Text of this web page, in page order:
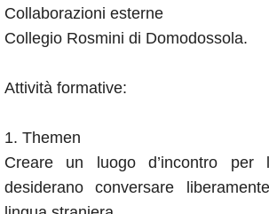
Collaborazioni esterne
Collegio Rosmini di Domodossola.
Attività formative:
1. Themen
Creare un luogo d’incontro per
desiderano conversare